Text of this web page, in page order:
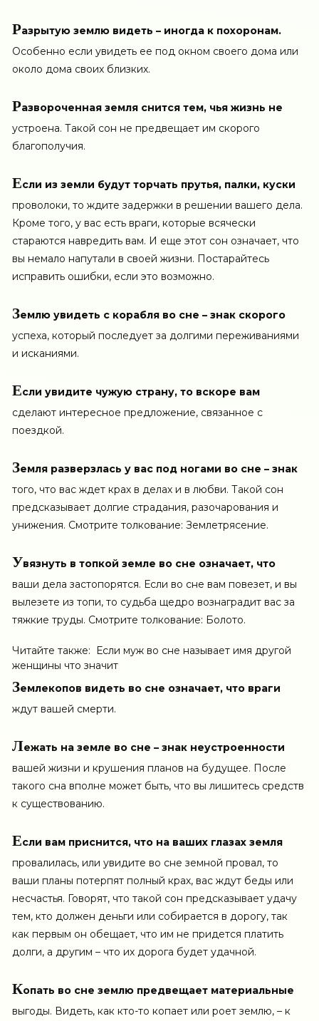
Разрытую землю видеть – иногда к похоронам.
Особенно если увидеть ее под окном своего дома или
около дома своих близких.
Развороченная земля снится тем, чья жизнь не
устроена. Такой сон не предвещает им скорого
благополучия.
Если из земли будут торчать прутья, палки, куски
проволоки, то ждите задержки в решении вашего дела.
Кроме того, у вас есть враги, которые всячески
стараются навредить вам. И еще этот сон означает, что
вы немало напутали в своей жизни. Постарайтесь
исправить ошибки, если это возможно.
Землю увидеть с корабля во сне – знак скорого
успеха, который последует за долгими переживаниями
и исканиями.
Если увидите чужую страну, то вскоре вам
сделают интересное предложение, связанное с
поездкой.
Земля разверзлась у вас под ногами во сне – знак
того, что вас ждет крах в делах и в любви. Такой сон
предсказывает долгие страдания, разочарования и
унижения. Смотрите толкование: Землетрясение.
Увязнуть в топкой земле во сне означает, что
ваши дела застопорятся. Если во сне вам повезет, и вы
вылезете из топи, то судьба щедро вознаградит вас за
тяжкие труды. Смотрите толкование: Болото.
Читайте также:
Если муж во сне называет имя другой
женщины что значит
Землекопов видеть во сне означает, что враги
ждут вашей смерти.
Лежать на земле во сне – знак неустроенности
вашей жизни и крушения планов на будущее. После
такого сна вполне может быть, что вы лишитесь средств
к существованию.
Если вам приснится, что на ваших глазах земля
провалилась, или увидите во сне земной провал, то
ваши планы потерпят полный крах, вас ждут беды или
несчастья. Говорят, что такой сон предсказывает удачу
тем, кто должен деньги или собирается в дорогу, так
как первым он обещает, что им не придется платить
долги, а другим – что их дорога будет удачной.
Копать во сне землю предвещает материальные
выгоды. Видеть, как кто-то копает или роет землю, – к